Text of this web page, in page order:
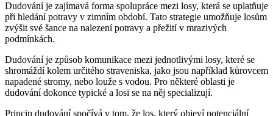
Dudování je zajímavá forma spolupráce mezi losy, která se uplatňuje
při hledání potravy v zimním období. Tato strategie umožňuje losům
zvýšit své šance na nalezení potravy a přežití v mrazivých
podmínkách.
Dudování je způsob komunikace mezi jednotlivými losy, které se
shromáždí kolem určitého straveniska, jako jsou například kůrovcem
napadené stromy, nebo louže s vodou. Pro některé oblasti je
dudování dokonce typické a losi se na něj specializují.
Princip dudování spočívá v tom, že los, který objeví potenciální